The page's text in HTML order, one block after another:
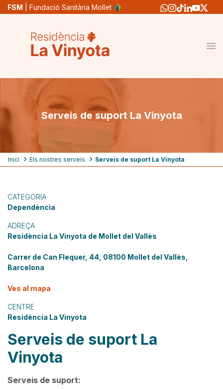
Vés
contingut
FSM | Fundació Sanitària Mollet
Serveis de suport La Vinyota
Fil
Inici Els nostres serveis Serveis de suport La Vinyota
CATEGORIA
Dependència
ADREÇA
Residència La Vinyota de Mollet del Vallès
Carrer de Can Flequer, 44, 08100 Mollet del Vallès,
Barcelona
Ves al mapa
CENTRE
Residència La Vinyota
Serveis de suport La
Vinyota
Serveis de suport: